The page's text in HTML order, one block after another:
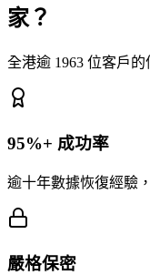
家？
全港逾 1963 位客戶
95%+ 成功率
逾十年數據恢復經驗
嚴格保密